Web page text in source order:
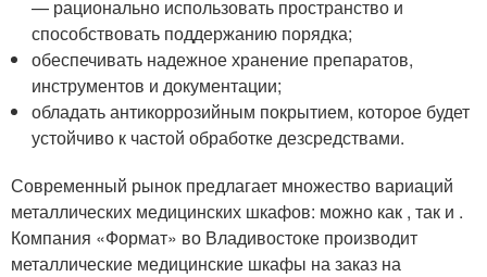
— рационально использовать пространство и
способствовать поддержанию порядка;
обеспечивать надежное хранение препаратов,
инструментов и документации;
обладать антикоррозийным покрытием, которое будет
устойчиво к частой обработке дезсредствами.
Современный рынок предлагает множество вариаций
металлических медицинских шкафов: можно как , так и .
Компания «Формат» во Владивостоке производит
металлические медицинские шкафы на заказ на